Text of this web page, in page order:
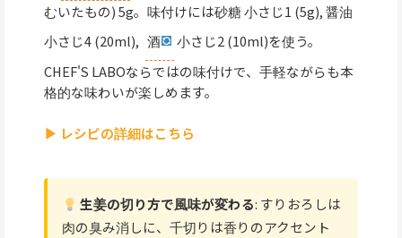
むいたもの) 5g。味付けには砂糖 小さじ1 (5g), 醤油
小さじ4 (20ml), 酒
小さじ2 (10ml)を使う。
CHEF'S LABOならではの味付けで、手軽ながらも本
格的な味わいが楽しめます。
▶ レシピの詳細はこちら
生姜の切り方で風味が変わる: すりおろしは
肉の臭み消しに、千切りは香りのアクセント